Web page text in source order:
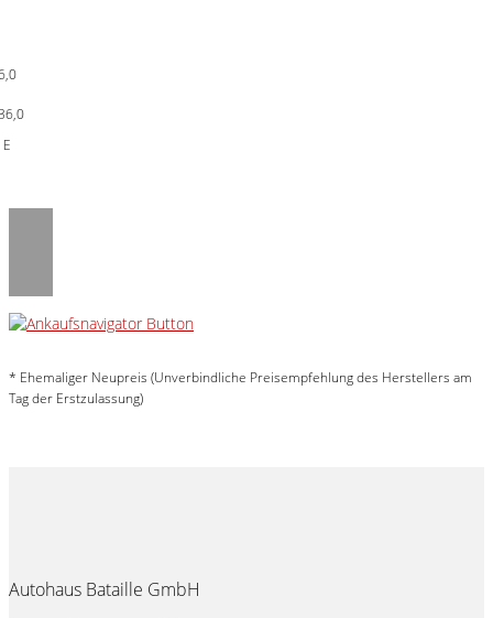
* Ehemaliger Neupreis (Unverbindliche Preisempfehlung des Herstellers am
Tag der Erstzulassung)
Autohaus Bataille GmbH